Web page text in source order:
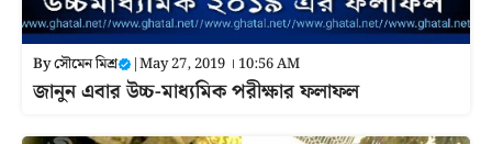
Byসৌমেন মিশ্র |May 27, 2019 । 10:56 AM
জানুন এবার উচ্চ-মাধ্যমিক পরীক্ষার ফলাফল